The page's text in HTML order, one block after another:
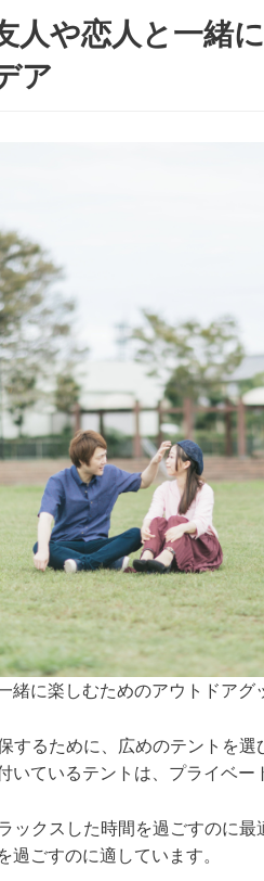
人や恋人と一緒
ア
緒に楽しむためのアウトドアグ
するために、広めのテントを
いているテントは、プライベー
ックスした時間を過ごすのに
過ごすのに適しています。